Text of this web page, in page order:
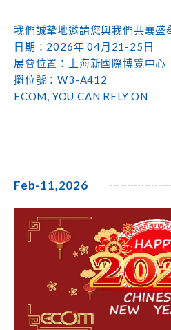
我們誠摯地邀請您與我們共襄盛
日期：2026年 04月21-25日
展會位置：上海新國際博覽中心
攤位號：W3-A412
ECOM, YOU CAN RELY ON
Feb-11,2026